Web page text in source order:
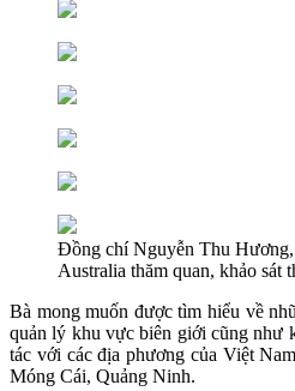
Đồng chí Nguyễn Thu
Australia thăm quan, khảo sát
Bà mong muốn được tìm hiểu về
quản lý khu vực biên giới cũng như
tác với các địa phương của Việt
Móng Cái, Quảng Ninh.